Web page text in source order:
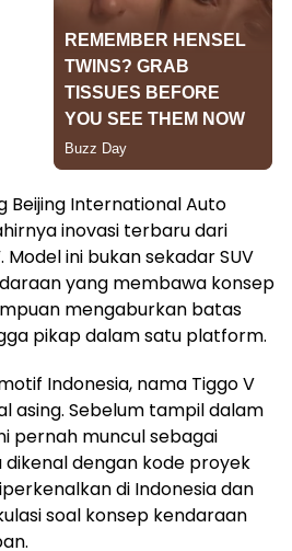
Beijing International Auto
inovasi terbaru dari
. Model ini bukan sekadar SUV
yang membawa konsep
mengaburkan batas
pikap dalam satu platform.
Indonesia, nama Tiggo V
asing. Sebelum tampil dalam
pernah muncul sebagai
dikenal dengan kode proyek
di Indonesia dan
soal konsep kendaraan